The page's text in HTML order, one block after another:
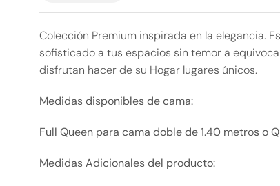
Colección Premium inspirada en la elegancia.
sofisticado a tus espacios sin temor a
disfrutan hacer de su Hogar lugares únicos.
Medidas disponibles de cama:
Full Queen para cama doble de 1.40 metros o
Medidas Adicionales del producto: